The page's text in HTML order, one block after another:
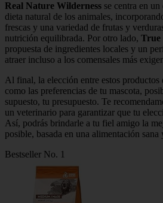
Real Nature Wilderness se centra en
dieta natural de los animales,
frescas y una variedad de frutas y
nutrición equilibrada. Por otro lado, True
propuesta de ingredientes locales y un
atraer incluso a los comensales más
Al final, la elección entre estos productos
como las preferencias de tu mascota,
supuesto, tu presupuesto. Te
un veterinario para garantizar que tu
Así, podrás brindarle a tu fiel amigo la
posible, basada en una alimentación
Bestseller No. 1